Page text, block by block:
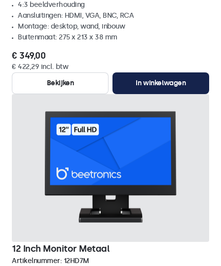
4:3 beeldverhouding
Aansluitingen: HDMI, VGA, BNC, RCA
Montage: desktop, wand, inbouw
Buitenmaat: 275 x 213 x 38 mm
€ 349,00
€ 422,29 incl. btw
Bekijken
In winkelwagen
12 Inch Monitor Metaal
Artikelnummer: 12HD7M